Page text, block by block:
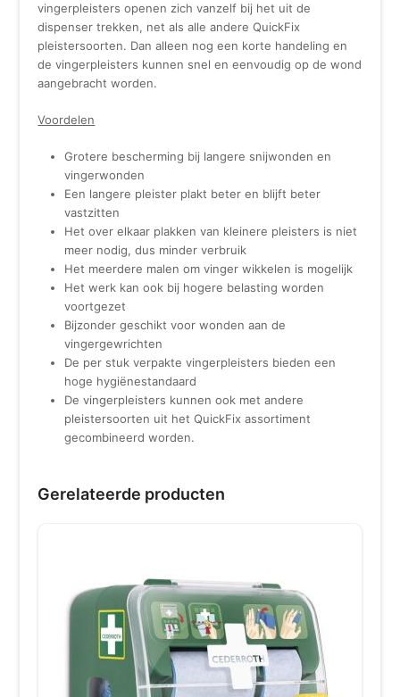
vingerpleisters openen zich vanzelf bij het uit de
dispenser trekken, net als alle andere QuickFix
pleistersoorten. Dan alleen nog een korte handeling en
de vingerpleisters kunnen snel en eenvoudig op de wond
aangebracht worden.
Voordelen
Grotere bescherming bij langere snijwonden en
vingerwonden
Een langere pleister plakt beter en blijft beter
vastzitten
Het over elkaar plakken van kleinere pleisters is niet
meer nodig, dus minder verbruik
Het meerdere malen om vinger wikkelen is mogelijk
Het werk kan ook bij hogere belasting worden
voortgezet
Bijzonder geschikt voor wonden aan de
vingergewrichten
De per stuk verpakte vingerpleisters bieden een
hoge hygiënestandaard
De vingerpleisters kunnen ook met andere
pleistersoorten uit het QuickFix assortiment
gecombineerd worden.
Gerelateerde producten